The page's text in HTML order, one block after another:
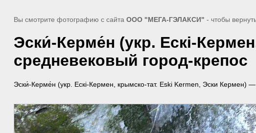
Вы смотрите фотографию с сайта ООО "МЕГА-ГЭЛАКСИ" - чтобы
Эски́-Керме́н (укр. Ескі-
средневековый город-крепос
Эски́-Керме́н (укр. Ескі-Кермен, крымско-тат. Eski Kermen, Эски Кермен)